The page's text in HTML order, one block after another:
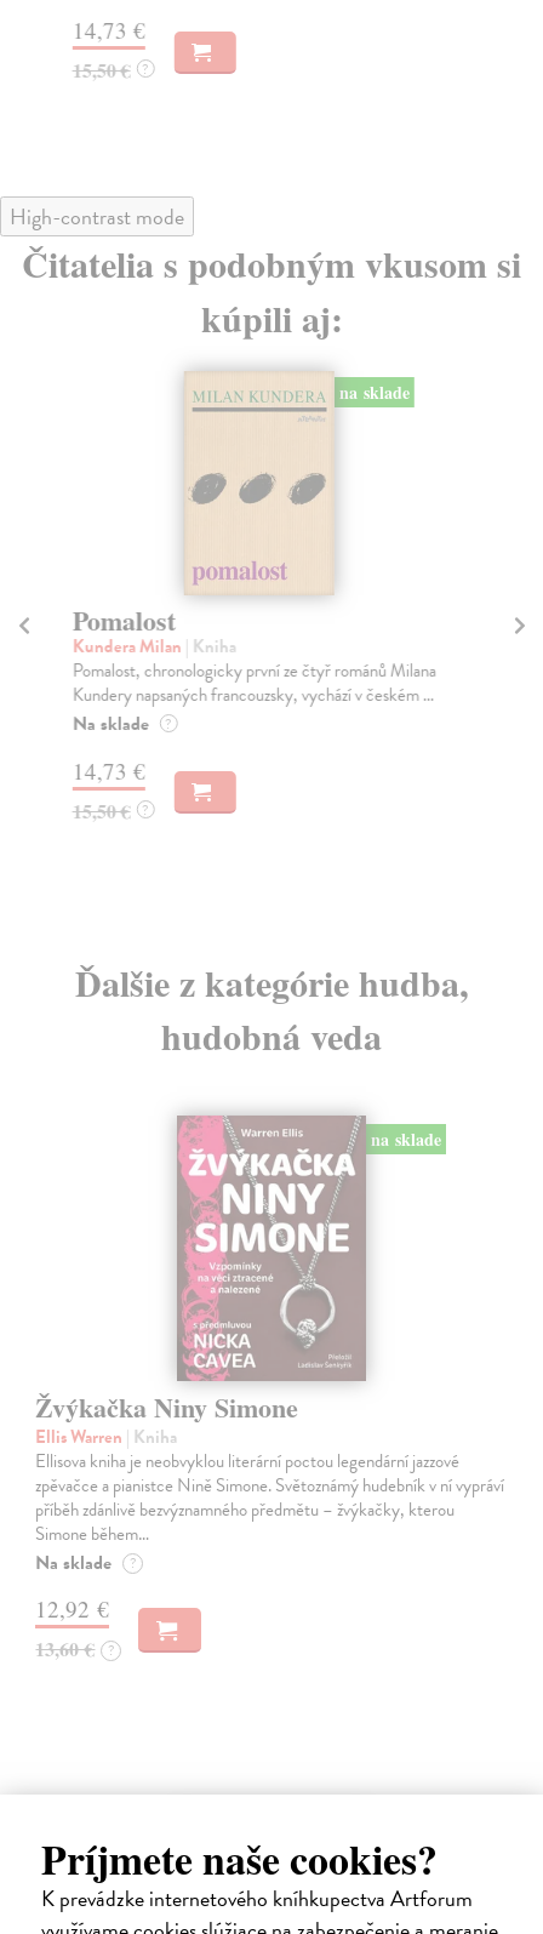
Príjmete naše cookies?
K prevádzke internetového kníhkupectva Artforum
14,73 €
15,50 € ?
High-contrast mode
Čitatelia s podobným vkusom si
kúpili aj:
na sklade
Pomalost
Kundera Milan | Kniha
Pomalost, chronologicky první ze čtyř románů Milana
Kundery napsaných francouzsky, vychází v českém ...
Na sklade ?
14,73 €
15,50 € ?
Ďalšie z kategórie hudba,
hudobná veda
na sklade
Žvýkačka Niny Simone
Ellis Warren | Kniha
Ellisova kniha je neobvyklou literární poctou legendární jazzové
zpěvačce a pianistce Nině Simone. Světoznámý hudebník v ní vypráví
příběh zdánlivě bezvýznamného předmětu – žvýkačky, kterou
Simone během…
Na sklade ?
12,92 €
13,60 € ?